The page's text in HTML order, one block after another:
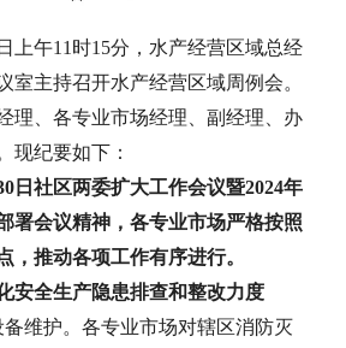
上午11时15分，水产经营区域总经
室主持召开水产经营区域周例会。
理、各专业市场经理、副经理、办
现纪要如下：
日社区两委扩大工作会议暨2024年
署会议精神，各专业市场严格按照
，推动各项工作有序进行。
安全生产隐患排查和整改力度
备维护。各专业市场对辖区消防灭